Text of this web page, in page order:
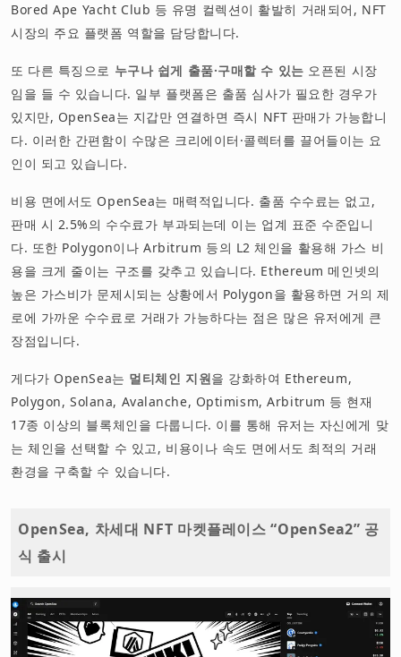
Bored Ape Yacht Club 등 유명 컬렉션이 활발히 거래되어, NFT
시장의 주요 플랫폼 역할을 담당합니다.
또 다른 특징으로 누구나 쉽게 출품·구매할 수 있는 오픈된 시장
임을 들 수 있습니다. 일부 플랫폼은 출품 심사가 필요한 경우가
있지만, OpenSea는 지갑만 연결하면 즉시 NFT 판매가 가능합니
다. 이러한 간편함이 수많은 크리에이터·콜렉터를 끌어들이는 요
인이 되고 있습니다.
비용 면에서도 OpenSea는 매력적입니다. 출품 수수료는 없고,
판매 시 2.5%의 수수료가 부과되는데 이는 업계 표준 수준입니
다. 또한 Polygon이나 Arbitrum 등의 L2 체인을 활용해 가스 비
용을 크게 줄이는 구조를 갖추고 있습니다. Ethereum 메인넷의
높은 가스비가 문제시되는 상황에서 Polygon을 활용하면 거의 제
로에 가까운 수수료로 거래가 가능하다는 점은 많은 유저에게 큰
장점입니다.
게다가 OpenSea는 멀티체인 지원을 강화하여 Ethereum,
Polygon, Solana, Avalanche, Optimism, Arbitrum 등 현재
17종 이상의 블록체인을 다룹니다. 이를 통해 유저는 자신에게 맞
는 체인을 선택할 수 있고, 비용이나 속도 면에서도 최적의 거래
환경을 구축할 수 있습니다.
OpenSea, 차세대 NFT 마켓플레이스 “OpenSea2” 공
식 출시